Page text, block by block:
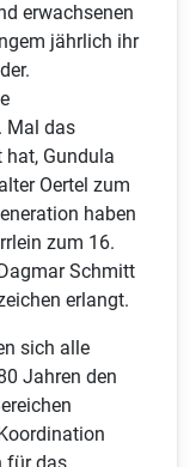
erwachsenen
jährlich ihr
Mal das
hat, Gundula
Oertel zum
haben
zum 16.
Schmitt
erlangt.
sich alle
Jahren den